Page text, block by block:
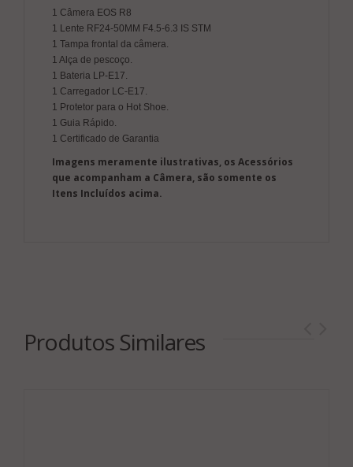
1 Câmera EOS R8
1 Lente RF24-50MM F4.5-6.3 IS STM
1 Tampa frontal da câmera.
1 Alça de pescoço.
1 Bateria LP-E17.
1 Carregador LC-E17.
1 Protetor para o Hot Shoe.
1 Guia Rápido.
1 Certificado de Garantia
Imagens meramente ilustrativas, os Acessórios
que acompanham a Câmera, são somente os
Itens Incluídos acima.
Produtos Similares